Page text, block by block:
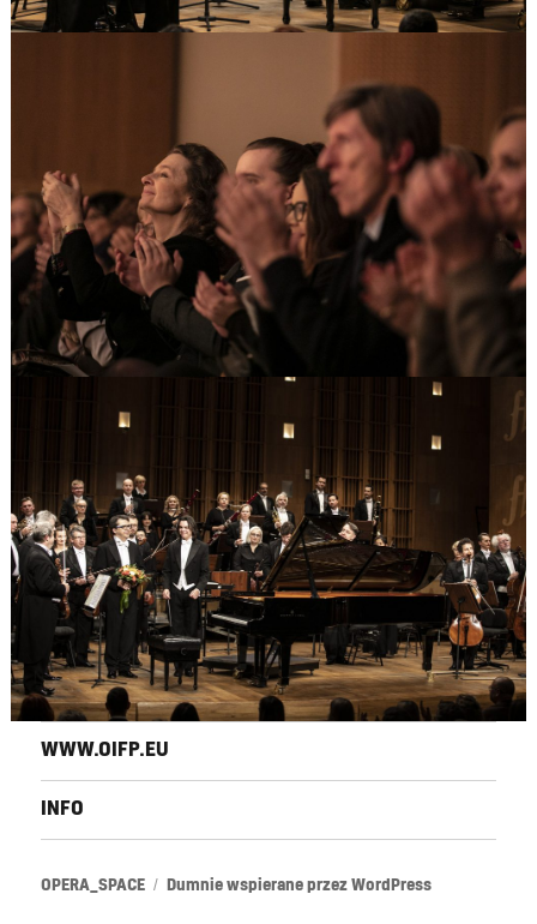
WWW.OIFP.EU
INFO
OPERA_SPACE Dumnie wspierane przez WordPress